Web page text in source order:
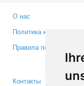
О нас
Политика
Правила пользования
Контакты